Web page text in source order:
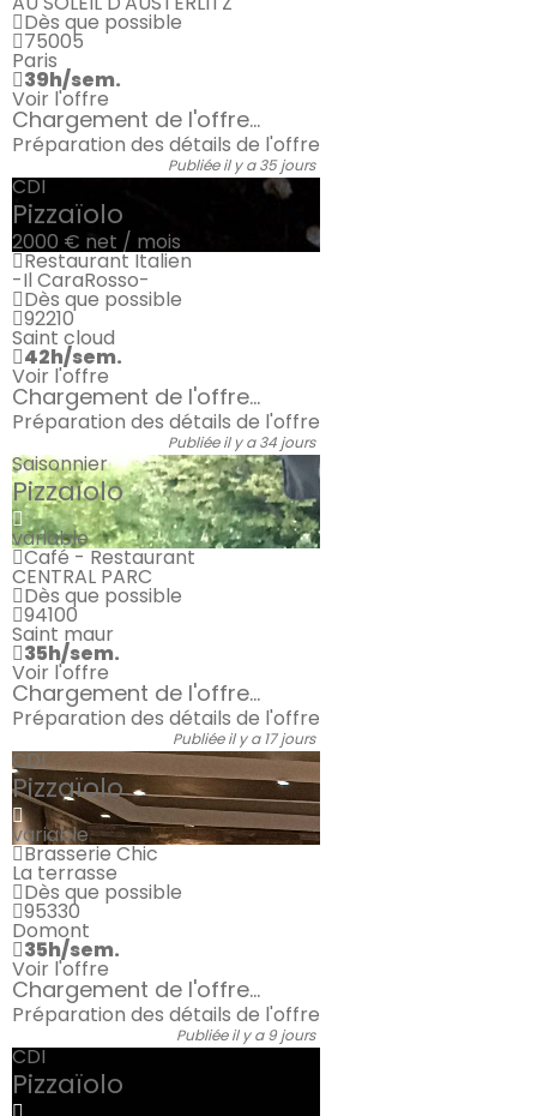
Dès que possible
75005
Paris
39h/sem.
Voir l'offre
Chargement de l'offre...
Préparation des détails de l'offre
Publiée il y a 35 jours
CDI
Pizzaïolo
2000 € net / mois
Restaurant Italien
-Il CaraRosso-
Dès que possible
92210
Saint cloud
42h/sem.
Voir l'offre
Chargement de l'offre...
Préparation des détails de l'offre
Publiée il y a 34 jours
Saisonnier
Pizzaïolo
variable
Café - Restaurant
CENTRAL PARC
Dès que possible
94100
Saint maur
35h/sem.
Voir l'offre
Chargement de l'offre...
Préparation des détails de l'offre
Publiée il y a 17 jours
CDI
Pizzaïolo
variable
Brasserie Chic
La terrasse
Dès que possible
95330
Domont
35h/sem.
Voir l'offre
Chargement de l'offre...
Préparation des détails de l'offre
Publiée il y a 9 jours
CDI
Pizzaïolo